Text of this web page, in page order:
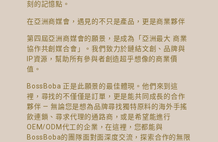
刻的記憶點。
在亞洲商媒會，遇見的不只是產品，更是商業夥伴
第四屆亞洲商媒會的願景，是成為「亞洲最大 商業
協作共創媒合會」。我們致力於鏈結文創、品牌與
IP資源，幫助所有參與者創造超乎想像的商業價
值。
BossBoba 正是此願景的最佳體現。他們來到這
裡，尋找的不僅僅是訂單，更是能共同成長的合作
夥伴 — 無論您是想為品牌尋找獨特原料的海外手搖
飲連鎖、尋求代理的通路商，或是希望能進行
OEM/ODM代工的企業，在這裡，您都能與
BossBoba的團隊面對面深度交流，探索合作的無限